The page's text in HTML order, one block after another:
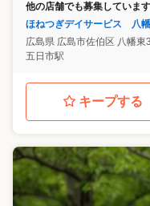
他の店舗でも募集しています
ほねつぎデイサービス 八
広島県 広島市佐伯区 八幡東
五日市駅
キープする